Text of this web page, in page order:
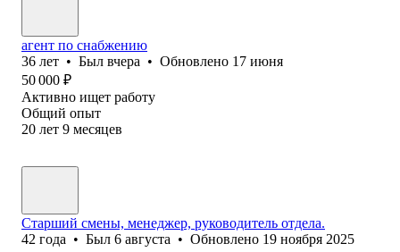
агент по снабжению
36 лет • Был вчера • Обновлено 17 июня
50 000 ₽
Активно ищет работу
Общий опыт
20 лет 9 месяцев
Старший смены, менеджер, руководитель отдела.
42 года • Был 6 августа • Обновлено 19 ноября 2025